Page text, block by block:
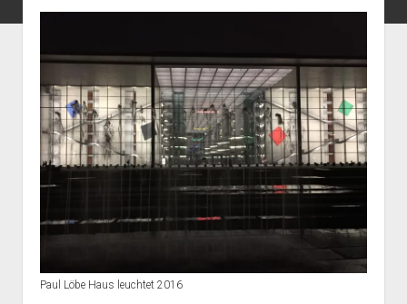
Berlin
Kunst
Geschichte
open
dropdown
menu
Geschichte der Stadt Berlin
Impressum
Paul Löbe Haus leuchtet 2016